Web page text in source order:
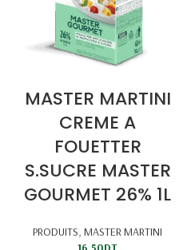
MASTER MARTINI
CREME A
FOUETTER
S.SUCRE MASTER
GOURMET 26% 1L
PRODUITS, MASTER MARTINI